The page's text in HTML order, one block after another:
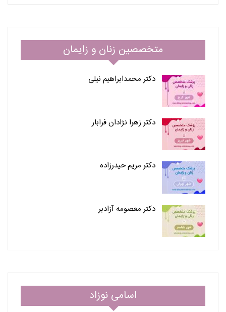
متخصصین زنان و زایمان
دکتر محمدابراهیم نیلی
دکتر زهرا نژادان فرابار
دکتر مریم حیدرزاده
دکتر معصومه آزادبر
اسامی نوزاد